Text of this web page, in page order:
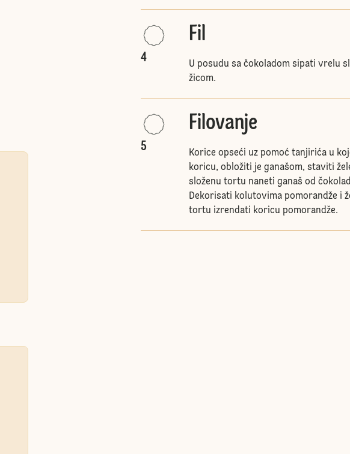
4
Fil
U posudu sa čokoladom sipati vrelu
žicom.
5
Filovanje
Korice opseći uz pomoć tanjirića u
koricu, obložiti je ganašom, staviti
složenu tortu naneti ganaš od
Dekorisati kolutovima pomorandže i
tortu izrendati koricu pomorandže.